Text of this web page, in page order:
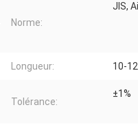
Norme:
JIS,
Longueur: 10-
Tolérance:
±1%